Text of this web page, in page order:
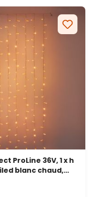
ProLine 36V, 1 x h
blanc chaud,
prolongeable